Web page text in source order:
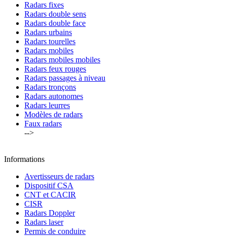
Radars fixes
Radars double sens
Radars double face
Radars urbains
Radars tourelles
Radars mobiles
Radars mobiles mobiles
Radars feux rouges
Radars passages à niveau
Radars tronçons
Radars autonomes
Radars leurres
Modèles de radars
Faux radars
-->
Informations
Avertisseurs de radars
Dispositif CSA
CNT et CACIR
CISR
Radars Doppler
Radars laser
Permis de conduire